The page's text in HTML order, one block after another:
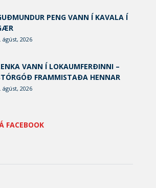
PENG VANN Í KAVALA Í
ágúst, 2026
VANN Í LOKAUMFERÐINNI –
FRAMMISTAÐA HENNAR
ágúst, 2026
FACEBOOK